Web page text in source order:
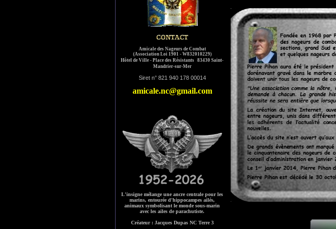
Amicale des Nageurs de Combat
(Association Loi 1901 - W832010229)
Hôtel de Ville - Place des Résistants 83430 Saint-
Mandrier-sur-Mer
Siret n° 821 940 178 00014
amicale.nc@gmail.com
L'insigne mélange une ancre centrale pour les
marins, entourée d'hippocampes ailés,
animaux symbolisant le monde sous-marin
avec les ailes de parachutiste.
Créateur : Jacques Dupas NC Terre 3